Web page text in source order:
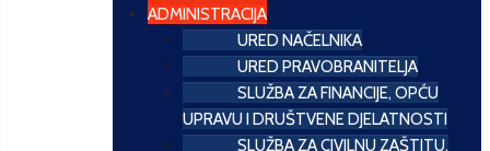
ADMINISTRACIJA
URED NAČELNIKA
URED PRAVOBRANITELJA
SLUŽBA ZA FINANCIJE, OPĆU
UPRAVU I DRUŠTVENE DJELATNOSTI
SLUŽBA ZA CIVILNU ZAŠTITU,